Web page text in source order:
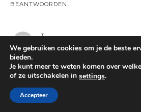
BEANTWOORDEN
T.
Wat is daar het nut van als je gewoon een
kan kopen?
met poederen is het toch
glowy foundation gebruiken
We gebruiken cookies om je de beste
bieden.
Je kunt meer te weten komen over
of ze uitschakelen in settings.
Accepteer